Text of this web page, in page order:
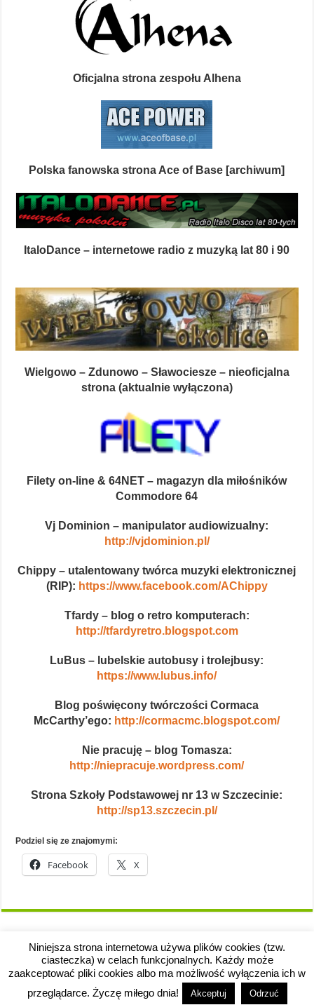
Oficjalna strona zespołu Alhena
Polska fanowska strona Ace of Base [archiwum]
ItaloDance – internetowe radio z muzyką lat 80 i 90
Wielgowo – Zdunowo – Sławociesze – nieoficjalna
strona (aktualnie wyłączona)
Filety on-line & 64NET – magazyn dla miłośników
Commodore 64
Vj Dominion – manipulator audiowizualny:
http://vjdominion.pl/
Chippy – utalentowany twórca muzyki elektronicznej
(RIP): https://www.facebook.com/AChippy
Tfardy – blog o retro komputerach:
http://tfardyretro.blogspot.com
LuBus – lubelskie autobusy i trolejbusy:
https://www.lubus.info/
Blog poświęcony twórczości Cormaca
McCarthy’ego: http://cormacmc.blogspot.com/
Nie pracuję – blog Tomasza:
http://niepracuje.wordpress.com/
Strona Szkoły Podstawowej nr 13 w Szczecinie:
http://sp13.szczecin.pl/
Podziel się ze znajomymi:
Facebook X
Copyright © 2008-2026 River's Edge.
Niniejsza strona internetowa używa plików cookies (tzw.
ciasteczka) w celach funkcjonalnych. Każdy może
zaakceptować pliki cookies albo ma możliwość wyłączenia ich w
przeglądarce. Życzę miłego dnia!
Akceptuj Odrzuć